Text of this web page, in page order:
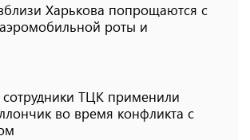
Харькова попрощаются с
роты и
сотрудники ТЦК применили
во время конфликта с